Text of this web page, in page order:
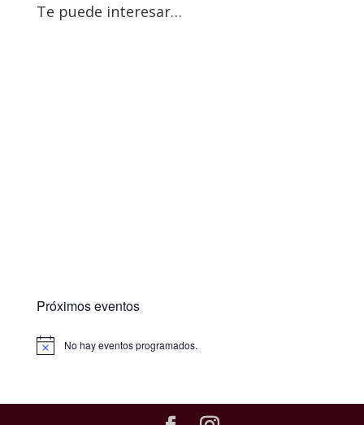
Te puede interesar…
Próximos eventos
No hay eventos programados.